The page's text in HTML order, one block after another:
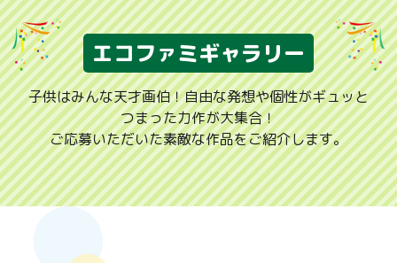
エコファミギャラリー
子供はみんな天才画伯！自由な発想や個性がギュッと
つまった力作が大集合！
ご応募いただいた素敵な作品をご紹介します。